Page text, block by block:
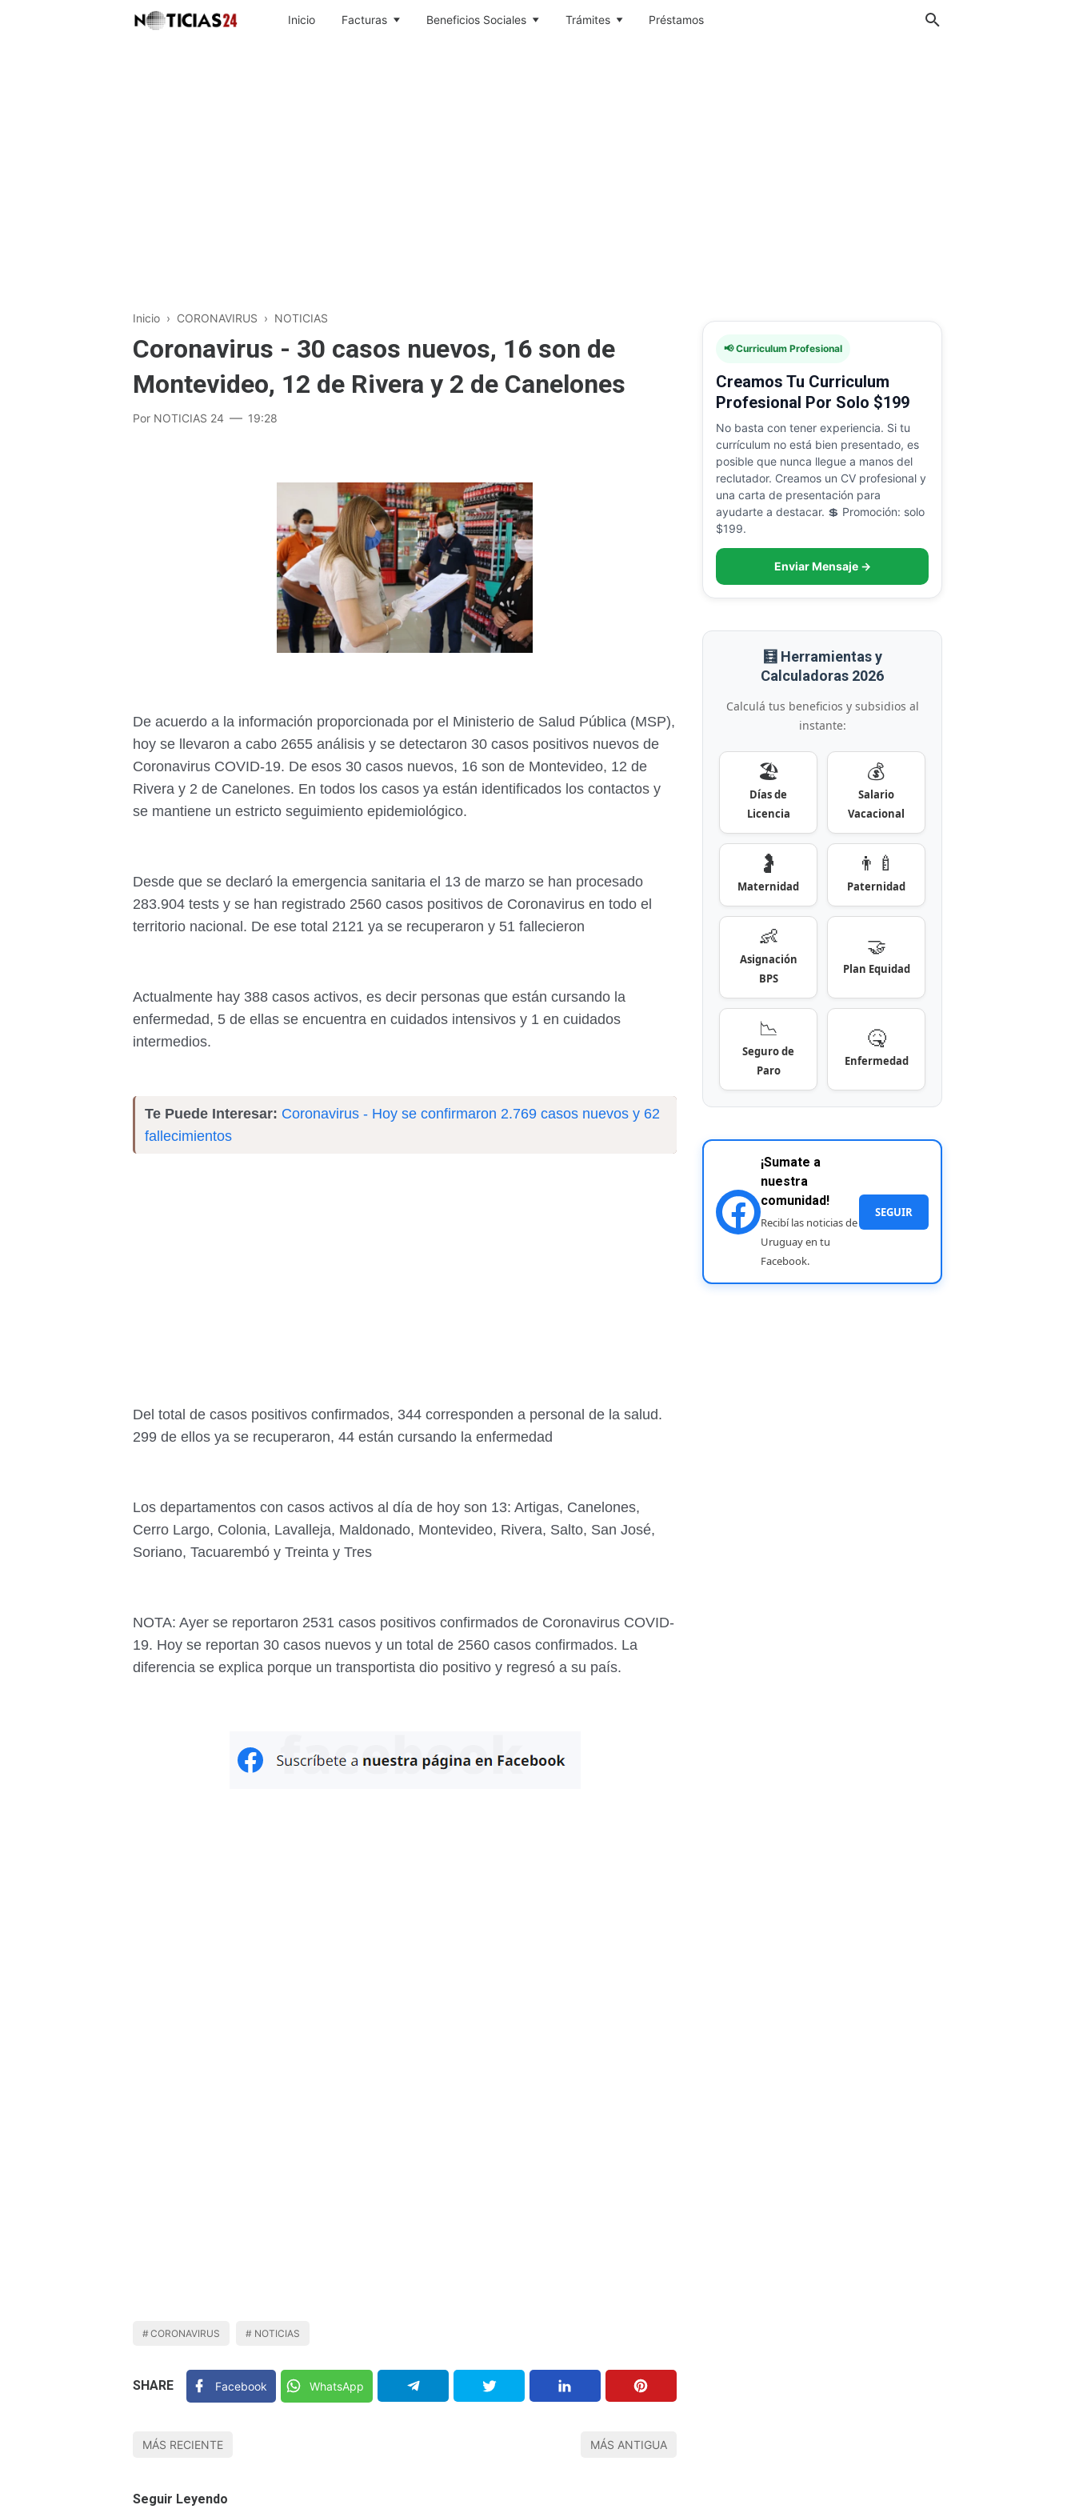
Inicio Facturas Beneficios Sociales Trámites Préstamos
Inicio › CORONAVIRUS › NOTICIAS
Coronavirus - 30 casos nuevos, 16 son de
Montevideo, 12 de Rivera y 2 de Canelones
Por NOTICIAS 24 19:28
De acuerdo a la información proporcionada por el Ministerio de Salud Pública (MSP),
hoy se llevaron a cabo 2655 análisis y se detectaron 30 casos positivos nuevos de
Coronavirus COVID-19. De esos 30 casos nuevos, 16 son de Montevideo, 12 de
Rivera y 2 de Canelones. En todos los casos ya están identificados los contactos y
se mantiene un estricto seguimiento epidemiológico.
Desde que se declaró la emergencia sanitaria el 13 de marzo se han procesado
283.904 tests y se han registrado 2560 casos positivos de Coronavirus en todo el
territorio nacional. De ese total 2121 ya se recuperaron y 51 fallecieron
Actualmente hay 388 casos activos, es decir personas que están cursando la
enfermedad, 5 de ellas se encuentra en cuidados intensivos y 1 en cuidados
intermedios.
Te Puede Interesar: Coronavirus - Hoy se confirmaron 2.769 casos nuevos y 62
fallecimientos
Del total de casos positivos confirmados, 344 corresponden a personal de la salud.
299 de ellos ya se recuperaron, 44 están cursando la enfermedad
Los departamentos con casos activos al día de hoy son 13: Artigas, Canelones,
Cerro Largo, Colonia, Lavalleja, Maldonado, Montevideo, Rivera, Salto, San José,
Soriano, Tacuarembó y Treinta y Tres
NOTA: Ayer se reportaron 2531 casos positivos confirmados de Coronavirus COVID-
19. Hoy se reportan 30 casos nuevos y un total de 2560 casos confirmados. La
diferencia se explica porque un transportista dio positivo y regresó a su país.
CORONAVIRUS NOTICIAS
SHARE Facebook WhatsApp
MÁS RECIENTE MÁS ANTIGUA
Seguir Leyendo
📢 Curriculum Profesional
Creamos Tu Curriculum
Profesional Por Solo $199
No basta con tener experiencia. Si tu
currículum no está bien presentado, es
posible que nunca llegue a manos del
reclutador. Creamos un CV profesional y
una carta de presentación para
ayudarte a destacar. 💲 Promoción: solo
$199.
Enviar Mensaje →
🧮 Herramientas y
Calculadoras 2026
Calculá tus beneficios y subsidios al
instante:
🏖️
Días de
Licencia
💰
Salario
Vacacional
🤰
Maternidad
👨‍🍼
Paternidad
👶
Asignación
BPS
🤝
Plan Equidad
📉
Seguro de
Paro
🤒
Enfermedad
¡Sumate a
nuestra
comunidad!
Recibí las noticias de
Uruguay en tu
Facebook.
SEGUIR